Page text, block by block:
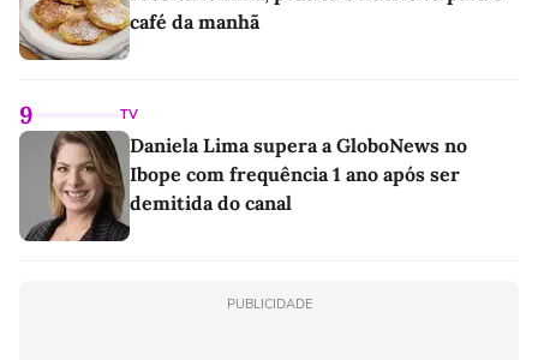
café da manhã
9 TV
Daniela Lima supera a GloboNews no
Ibope com frequência 1 ano após ser
demitida do canal
PUBLICIDADE